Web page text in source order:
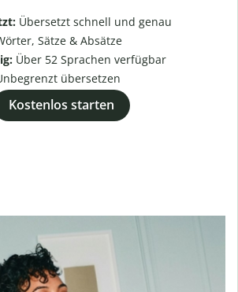
Übersetzt schnell und genau
Sätze & Absätze
Über 52 Sprachen verfügbar
übersetzen
Kostenlos starten